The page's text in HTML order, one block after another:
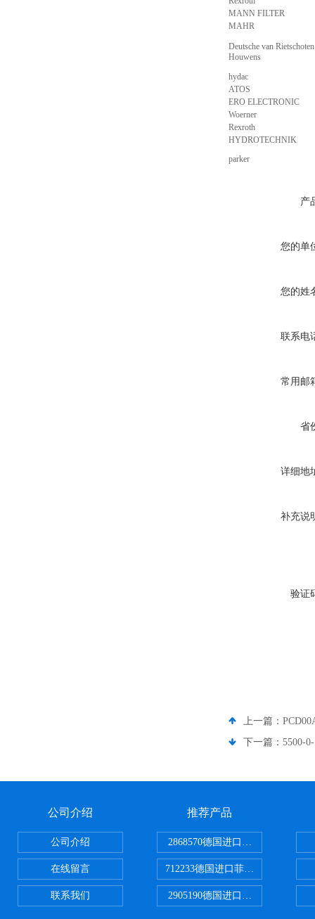
MANN FILTER
MAHR
Deutsche van
Houwens
hydac
ATOS
ERO ELECTRONIC
Woerner
Rexroth
HYDROTECHNIK
parker
产
您的单
您的姓
联系电
常用邮
省
详细地
补充说
验证
上一篇：
下一篇： 5500-
公司介绍
公司介绍
在线留言
联系我们
推荐产品
2868570德国进口菲尼克斯电源
712233德国进口菲尼克斯断路器
2905190德国进口菲尼克斯继电器